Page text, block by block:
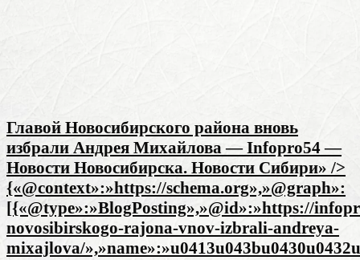
Главой Новосибирского района вновь
избрали Андрея Михайлова — Infopro54 —
Новости Новосибирска. Новости Сибири» />
{«@context»:»https://schema.org»,»@graph»:
[{«@type»:»BlogPosting»,»@id»:»https://
novosibirskogo-rajona-vnov-izbrali-andreya-
mixajlova/